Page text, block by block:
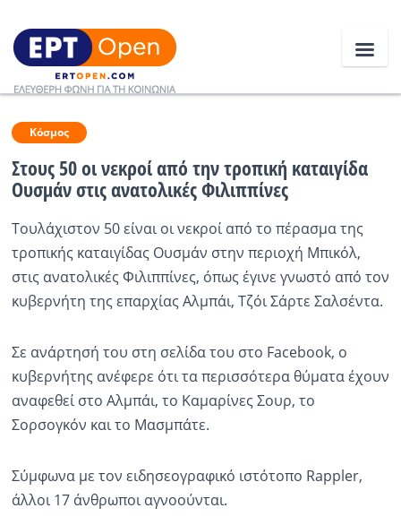
Ειδήσεις
Ελλάδα
Κοινωνία
Πολιτική
Οικονομία
Κόσμος
Ραδιόφωνο
Εκπομπές
Κόσμος
Στους 50 οι νεκροί από την τροπική καταιγίδα
Ουσμάν στις ανατολικές Φιλιππίνες
Τουλάχιστον 50 είναι οι νεκροί από το πέρασμα της
τροπικής καταιγίδας Ουσμάν στην περιοχή Μπικόλ,
στις ανατολικές Φιλιππίνες, όπως έγινε γνωστό από τον
κυβερνήτη της επαρχίας Αλμπάι, Τζόι Σάρτε Σαλσέντα.
Σε ανάρτησή του στη σελίδα του στο Facebook, ο
κυβερνήτης ανέφερε ότι τα περισσότερα θύματα έχουν
αναφεθεί στο Αλμπάι, το Καμαρίνες Σουρ, το
Σορσογκόν και το Μασμπάτε.
Σύμφωνα με τον ειδησεογραφικό ιστότοπο Rappler,
άλλοι 17 άνθρωποι αγνοούνται.